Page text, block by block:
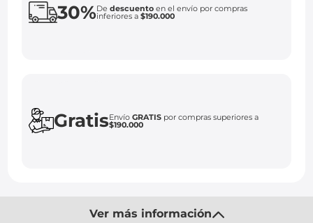
30%Dedescuento en el envío por compras
inferiores a$190.000
GratisEnvíoGRATIS por compras superiores a
$190.000
Ver más información